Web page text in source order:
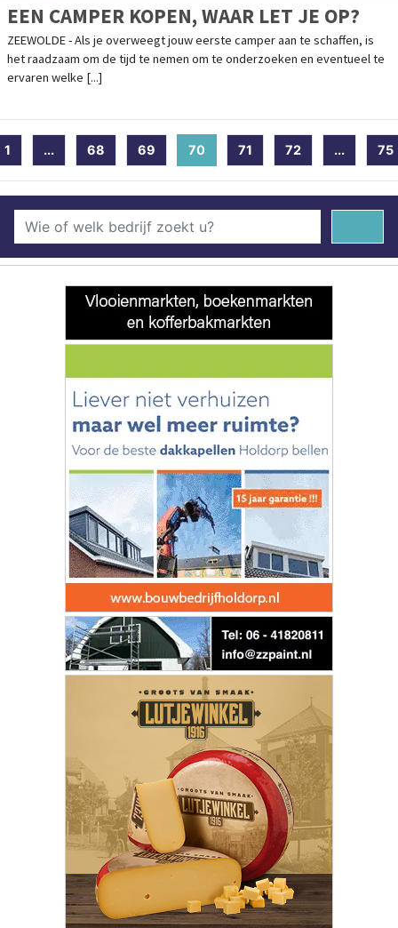
EEN CAMPER KOPEN, WAAR LET JE OP?
ZEEWOLDE - Als je overweegt jouw eerste camper aan te schaffen, is
het raadzaam om de tijd te nemen om te onderzoeken en eventueel te
ervaren welke [...]
1 ... 68 69 70 (current)
71 72 ... 75